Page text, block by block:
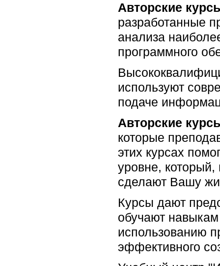
Авторские
разработанные
анализа
программного
используют
подаче
Авторские
которые
этих курсах
уровне,
сделают Вашу
Курсы дают
обучают
использованию
эффективного